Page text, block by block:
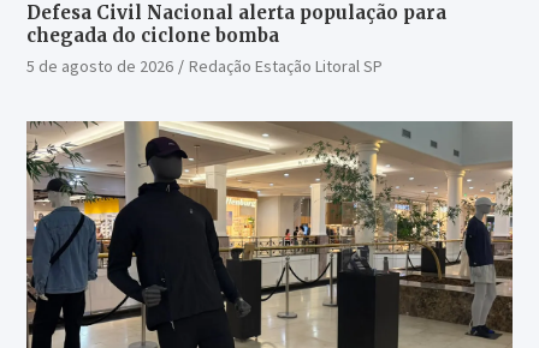
Defesa Civil Nacional alerta população para
chegada do ciclone bomba
5 de agosto de 2026 Redação Estação Litoral SP